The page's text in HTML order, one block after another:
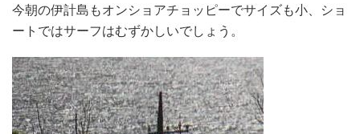
今朝の伊計島もオンショアチョッピーでサイズも小、ショ
ートではサーフはむずかしいでしょう。